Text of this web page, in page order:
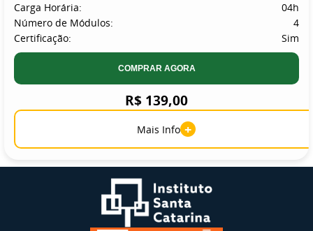
Carga Horária:
04h
Número de Módulos:
4
Certificação:
Sim
COMPRAR AGORA
R$ 139,00
Mais Info +